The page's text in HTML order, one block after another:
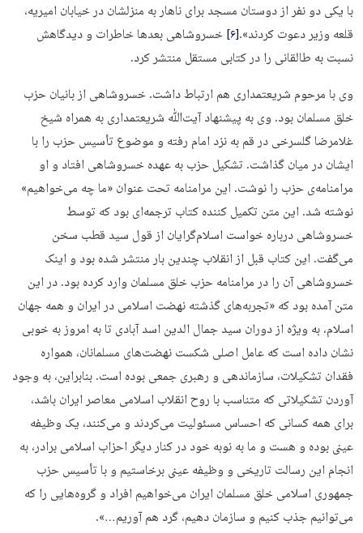
با یکی دو نفر از دوستان مسجد برای ناهار به منزلشان در خیابان امیریه،
قلعه وزیر دعوت کردند».[۶]
خسروشاهی بعدها خاطرات و دیدگاهش
نسبت به طالقانی را در کتابی مستقل منتشر کرد.
وی با مرحوم شریعتمداری هم ارتباط داشت. خسروشاهی از بانیان حزب
خلق مسلمان بود. وی به پیشنهاد آیت‌ﷲ شریعتمداری به همراه شیخ
غلامرضا گلسرخی در قم به نزد امام رفته و موضوع تأسیس حزب را با
ایشان در میان گذاشت. تشکیل حزب به عهده خسروشاهی افتاد و او
مرامنامه­‌ی حزب را نوشت. این مرامنامه تحت عنوان «ما چه می­‌خواهیم»
نوشته شد. این متن تکمیل کننده کتاب ترجمه­‌ای بود که توسط
خسروشاهی درباره خواست اسلام‌گرایان از قول سید قطب سخن
می‌گفت. این کتاب قبل از انقلاب چندین بار منتشر شده بود و اینک
خسروشاهی آن را در مرامنامه حزب خلق مسلمان وارد کرده بود. در این
متن آمده بود که «تجربه­‌های گذشته نهضت اسلامی در ایران و همه جهان
اسلام، به ویژه از دوران سید جمال­ الدین اسد آبادی تا به امروز به خوبی
نشان داده است که عامل اصلی شکست نهضت‌های مسلمانان، همواره
فقدان تشکیلات، سازماندهی و رهبری جمعی بوده است. بنابراین، به وجود
آوردن تشکیلاتی که متناسب با روح انقلاب اسلامی معاصر ایران باشد،
برای همه کسانی که احساس مسئولیت می‌­کردند و می­‌کنند، یک وظیفه
عینی بوده و هست و ما به نوبه خود در کنار دیگر احزاب اسلامی برادر، به
انجام این رسالت تاریخی و وظیفه عینی برخاستیم و با تأسیس حزب
جمهوری اسلامی خلق مسلمان ایران می­‌خواهیم افراد و گروه‌هایی را که
می‌­توانیم جذب کنیم و سازمان دهیم، گرد هم آوریم…».